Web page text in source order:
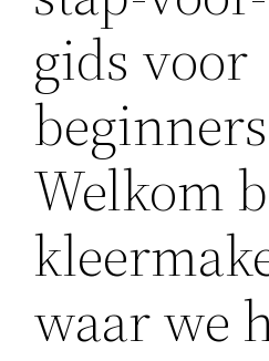
gids voor
beginners
Welkom
waar we